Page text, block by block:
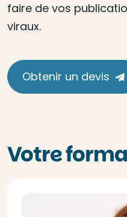
faire de vos
viraux.
Obtenir un devis
Votre